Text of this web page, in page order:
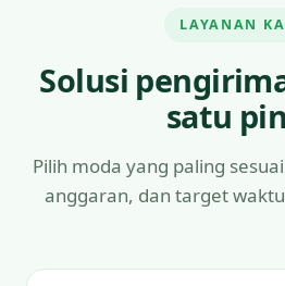
LAYANAN
Solusi
satu
Pilih moda yang paling
anggaran, dan target